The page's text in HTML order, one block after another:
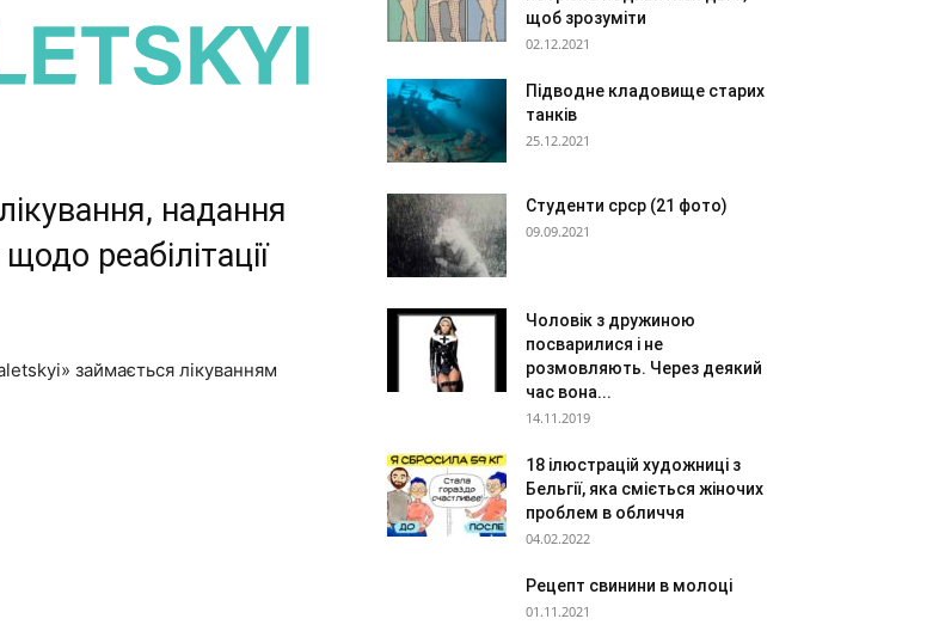
надання
реабілітації
займається лікуванням
щоб зрозуміти
02.12.2021
Підводне кладовище старих
танків
25.12.2021
Студенти срср (21 фото)
09.09.2021
Чоловік з дружиною
посварилися і не
розмовляють. Через деякий
час вона...
14.11.2019
18 ілюстрацій художниці з
Бельгії, яка сміється жіночих
проблем в обличчя
04.02.2022
Рецепт свинини в молоці
01.11.2021